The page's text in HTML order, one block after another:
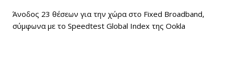
Άνοδος 23 θέσεων για την χώρα στο Fixed Broadband,
σύμφωνα με το Speedtest Global Index της Ookla